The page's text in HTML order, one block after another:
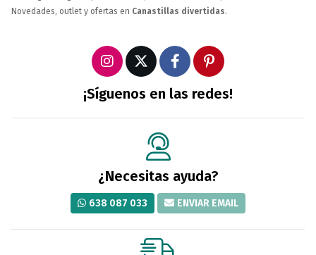
Novedades, outlet y ofertas en Canastillas divertidas.
¡Síguenos en las redes!
¿Necesitas ayuda?
638 087 033 ENVIAR EMAIL